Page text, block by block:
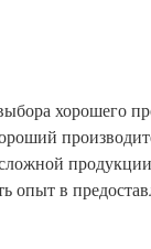
хорошего
в